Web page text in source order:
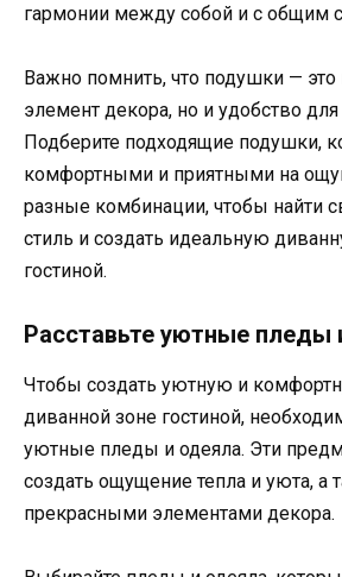
гармонии между собой и с общим
Важно помнить, что подушки — это
элемент декора, но и удобство
Подберите подходящие подушки,
комфортными и приятными на
разные комбинации, чтобы найти
стиль и создать идеальную
гостиной.
Расставьте уютные пледы
Чтобы создать уютную и
диванной зоне гостиной,
уютные пледы и одеяла. Эти
создать ощущение тепла и уюта, а
прекрасными элементами декора.